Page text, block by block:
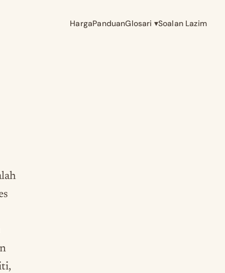
HargaPanduanGlosari ▾Soalan Lazim